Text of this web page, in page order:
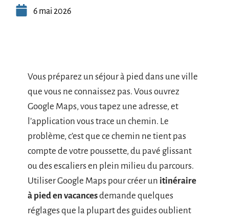
6 mai 2026
Vous préparez un séjour à pied dans une ville
que vous ne connaissez pas. Vous ouvrez
Google Maps, vous tapez une adresse, et
l’application vous trace un chemin. Le
problème, c’est que ce chemin ne tient pas
compte de votre poussette, du pavé glissant
ou des escaliers en plein milieu du parcours.
Utiliser Google Maps pour créer un itinéraire
à pied en vacancesdemande quelques
réglages que la plupart des guides oublient